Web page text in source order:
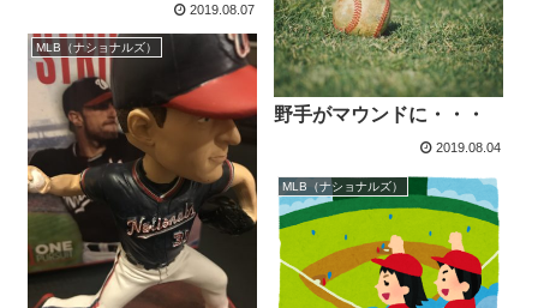
2019.08.07
野手がマウンドに・・・
2019.08.04
MLB（ナショナルズ）
MLB（ナショナルズ）